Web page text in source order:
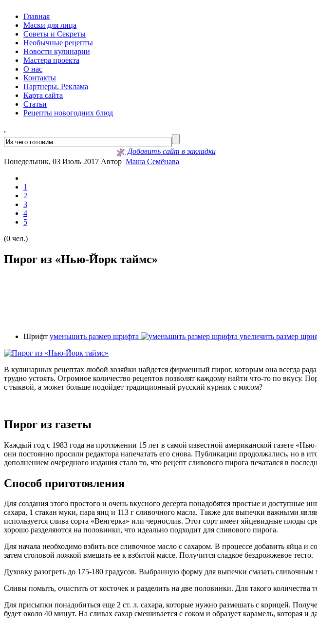
Главная
Маски для лица
Советы и Секреты
Необычные рецепты
Новости кулинарии
Мастера проекта
О нас
Контакты
Партнеры. Реклама
Карта сайта
Статьи
Рецепты новогодних блюд
,
Добавить сайт в закладки
Понедельник, 03 Июль 2017 Автор Маша Семёнава
1
2
3
4
5
(0 чел.)
Пирог из «Нью-Йорк таймс»
Шрифт уменьшить размер шрифта увеличить размер
В кулинарных рецептах любой хозяйки найдется фирменный пирог, которым она всегда
трудно устоять. Огромное количество рецептов позволят каждому найти что-то по вкусу.
с тыквой, а может больше подойдет традиционный русский курник с мясом?
Пирог из газеты
Каждый год с 1983 года на протяжении 15 лет в самой известной американской газете
они постоянно просили редактора напечатать его снова. Публикации продолжались, но в
дополнением очередного издания стало то, что рецепт сливового пирога печатался в
Способ приготовления
Для создания этого простого и очень вкусного десерта понадобятся простые и
сахара, 1 стакан муки, пара яиц и 113 г сливочного масла. Также для выпечки важными
используется слива сорта «Венгерка» или чернослив. Этот сорт имеет яйцевидные плоды
хорошо разделяются на половинки, что идеально подходит для сливового пирога.
Для начала необходимо взбить все сливочное масло с сахаром. В процессе добавить яйца и
затем столовой ложкой вмешать ее к взбитой массе. Получится сладкое бездрожжевое тесто.
Духовку разогреть до 175-180 градусов. Выбранную форму для выпечки смазать
Сливы помыть, очистить от косточек и разделить на две половинки. Для такого количества
Для присыпки понадобиться еще 2 ст. л. сахара, которые нужно размешать с корицей.
будет около 40 минут. На сливах сахар смешивается с соком и образует карамель, которая и